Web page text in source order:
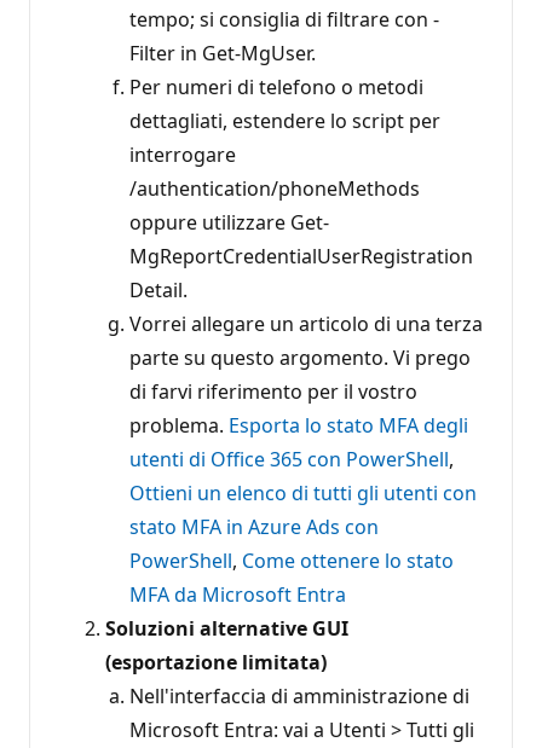
tempo; si consiglia di filtrare con -
Filter in Get-MgUser.
Per numeri di telefono o metodi
dettagliati, estendere lo script per
interrogare
/authentication/phoneMethods
oppure utilizzare Get-
MgReportCredentialUserRegistration
Detail.
Vorrei allegare un articolo di una terza
parte su questo argomento. Vi prego
di farvi riferimento per il vostro
problema. Esporta lo stato MFA degli
utenti di Office 365 con PowerShell,
Ottieni un elenco di tutti gli utenti con
stato MFA in Azure Ads con
PowerShell, Come ottenere lo stato
MFA da Microsoft Entra
Soluzioni alternative GUI
(esportazione limitata)
Nell'interfaccia di amministrazione di
Microsoft Entra: vai a Utenti > Tutti gli